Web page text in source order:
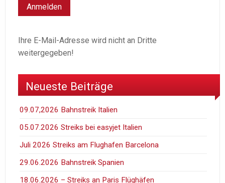
Ihre E-Mail-Adresse wird nicht an Dritte
weitergegeben!
Neueste Beiträge
09.07,2026 Bahnstreik Italien
05.07.2026 Streiks bei easyjet Italien
Juli 2026 Streiks am Flughafen Barcelona
29.06.2026 Bahnstreik Spanien
18.06.2026 – Streiks an Paris Flüghäfen